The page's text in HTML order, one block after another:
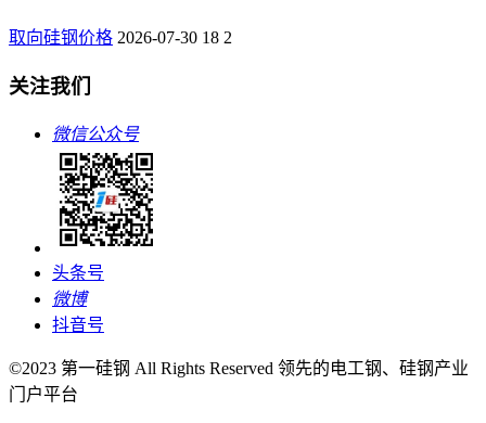
取向硅钢价格 2026-07-30 18 2
关注我们
微信公众号
头条号
微博
抖音号
©2023 第一硅钢 All Rights Reserved 领先的电工钢、硅钢产业
门户平台